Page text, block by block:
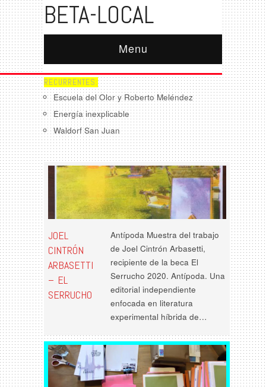
BETA-LOCAL
Menu
RECURRENTES:
Escuela del Olor y Roberto Meléndez
Energía inexplicable
Waldorf San Juan
JOEL
CINTRÓN
ARBASETTI
– EL
SERRUCHO
Antípoda Muestra del trabajo
de Joel Cintrón Arbasetti,
recipiente de la beca El
Serrucho 2020. Antípoda. Una
editorial independiente
enfocada en literatura
experimental híbrida de…